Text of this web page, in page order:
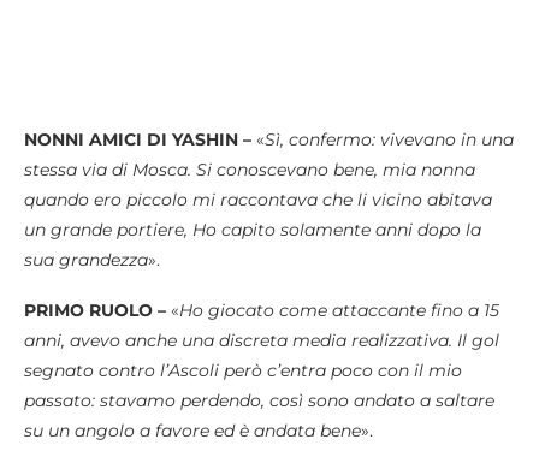
NONNI AMICI DI YASHIN – «Sì, confermo: vivevano in una
stessa via di Mosca. Si conoscevano bene, mia nonna
quando ero piccolo mi raccontava che li vicino abitava
un grande portiere, Ho capito solamente anni dopo la
sua grandezza».
PRIMO RUOLO – «Ho giocato come attaccante fino a 15
anni, avevo anche una discreta media realizzativa. Il gol
segnato contro l’Ascoli però c’entra poco con il mio
passato: stavamo perdendo, così sono andato a saltare
su un angolo a favore ed è andata bene».